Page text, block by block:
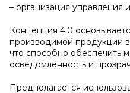
– организация управления
Концепция 4.0
производимой продукции
что способно обеспечить
осведомленность и
Предполагается